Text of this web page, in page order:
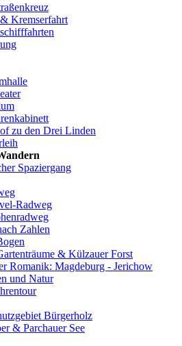
Kremserfahrt
zu den Drei Linden
Spaziergang
Radweg
Zahlen
& Külzauer Forst
Romanik: Magdeburg - Jerichow
und Natur
Bürgerholz
& Parchauer See